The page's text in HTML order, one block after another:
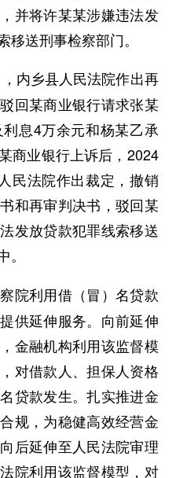
并将许某某涉嫌违法发
送刑事检察部门。
内乡县人民法院作出再
回某商业银行请求张某
息4万余元和杨某乙承
商业银行上诉后，2024
民法院作出裁定，撤销
和再审判决书，驳回某
发放贷款犯罪线索移送
院利用借（冒）名贷款
供延伸服务。向前延伸
金融机构利用该监督模
对借款人、担保人资格
贷款发生。扎实推进金
规，为稳健高效经营金
后延伸至人民法院审理
院利用该监督模型，对